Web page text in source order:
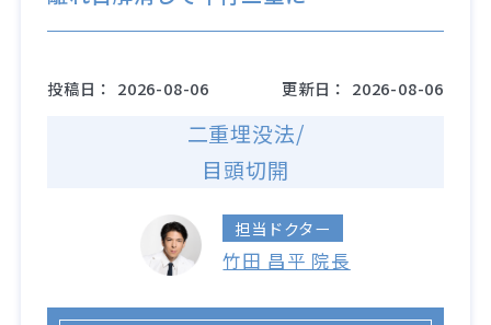
投稿日： 2026-08-06 更新日： 2026-08-06
二重埋没法/
目頭切開
担当ドクター
竹田 昌平 院長